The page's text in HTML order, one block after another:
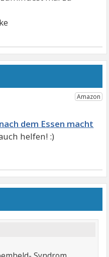
dem Essen macht